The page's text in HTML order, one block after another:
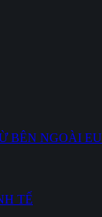
BÊN NGOÀI EU
TẾ